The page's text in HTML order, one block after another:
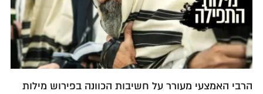
הרבי האמצעי מעורר על חשיבות הכוונה בפירוש מילות